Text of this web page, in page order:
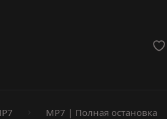
MP7 | Полная остановка